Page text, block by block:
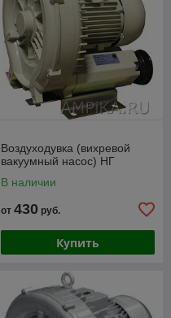
Воздуходувка (вихревой
вакуумный насос) НГ
В наличии
от 430 руб.
Купить